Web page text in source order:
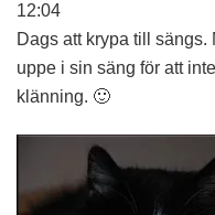
12:04
Dags att krypa till
uppe i sin säng för att
klänning. 🙂